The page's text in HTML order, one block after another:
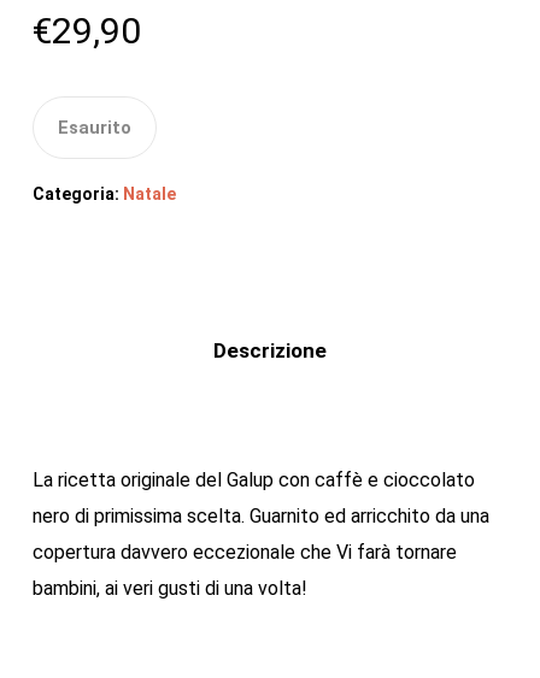
€29,90
Esaurito
Categoria: Natale
Descrizione
La ricetta originale del Galup con caffè e cioccolato
nero di primissima scelta. Guarnito ed arricchito da una
copertura davvero eccezionale che Vi farà tornare
bambini, ai veri gusti di una volta!